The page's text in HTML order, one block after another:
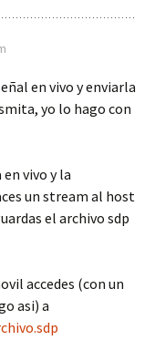
en vivo y enviarla
yo lo hago con
vivo y la
un stream al host
el archivo sdp
accedes (con un
asi) a